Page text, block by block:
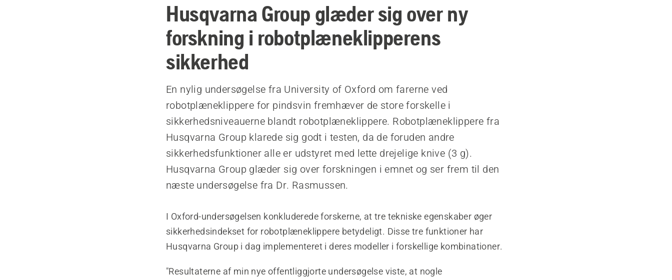
Husqvarna Group glæder sig over ny
forskning i robotplæneklipperens
sikkerhed
En nylig undersøgelse fra University of Oxford om farerne ved
robotplæneklippere for pindsvin fremhæver de store forskelle i
sikkerhedsniveauerne blandt robotplæneklippere. Robotplæneklippere fra
Husqvarna Group klarede sig godt i testen, da de foruden andre
sikkerhedsfunktioner alle er udstyret med lette drejelige knive (3 g).
Husqvarna Group glæder sig over forskningen i emnet og ser frem til den
næste undersøgelse fra Dr. Rasmussen.
I Oxford-undersøgelsen konkluderede forskerne, at tre tekniske egenskaber øger
sikkerhedsindekset for robotplæneklippere betydeligt. Disse tre funktioner har
Husqvarna Group i dag implementeret i deres modeller i forskellige kombinationer.
"Resultaterne af min nye offentliggjorte undersøgelse viste, at nogle